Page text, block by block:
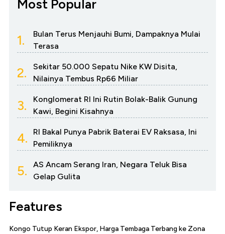
Most Popular
1.
Bulan Terus Menjauhi Bumi, Dampaknya Mulai
Terasa
2.
Sekitar 50.000 Sepatu Nike KW Disita,
Nilainya Tembus Rp66 Miliar
3.
Konglomerat RI Ini Rutin Bolak-Balik Gunung
Kawi, Begini Kisahnya
4.
RI Bakal Punya Pabrik Baterai EV Raksasa, Ini
Pemiliknya
5.
AS Ancam Serang Iran, Negara Teluk Bisa
Gelap Gulita
Features
Kongo Tutup Keran Ekspor, Harga Tembaga Terbang ke Zona